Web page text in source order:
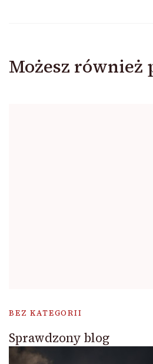
Możesz również
BEZ KATEGORII
Sprawdzony blog